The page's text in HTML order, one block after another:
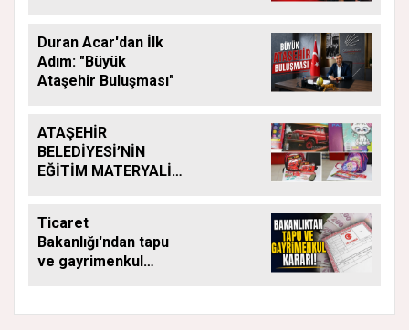
Duran Acar'dan İlk
Adım: "Büyük
Ataşehir Buluşması"
ATAŞEHİR
BELEDİYESİ’NİN
EĞİTİM MATERYALİ
SÜRÜYOR
Ticaret
Bakanlığı'ndan tapu
ve gayrimenkul
yapamayacak